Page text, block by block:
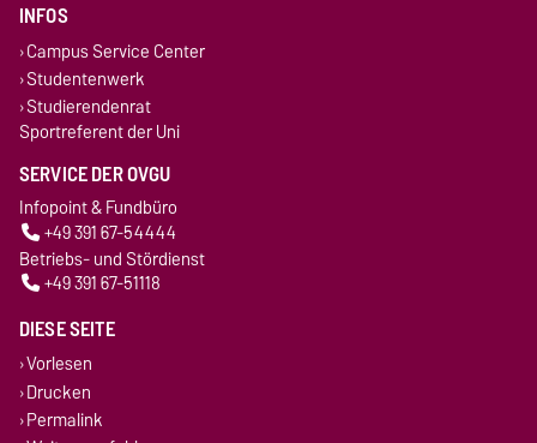
INFOS
Campus Service Center
Studentenwerk
Studierendenrat
Sportreferent der Uni
SERVICE DER OVGU
Infopoint & Fundbüro
+49 391 67-54444
Betriebs- und Stördienst
+49 391 67-51118
DIESE SEITE
Vorlesen
Drucken
Permalink